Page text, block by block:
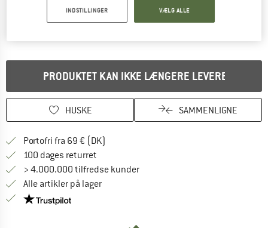
PRODUKTET KAN IKKE LÆNGERE LEVERES
HUSKE SAMMENLIGNE
Portofri fra 69 € (DK)
100 dages returret
> 4.000.000 tilfredse kunder
Alle artikler på lager
Vi er Trustpilot-certificeret - oplysningerne får du
INDSTILLINGER VÆLG ALLE